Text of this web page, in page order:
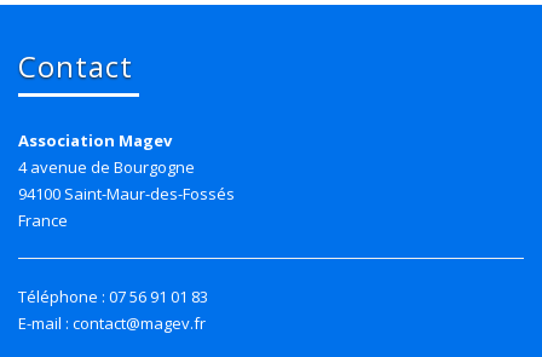
Contact
Association Magev
4 avenue de Bourgogne
94100 Saint-Maur-des-Fossés
France
Téléphone : 07 56 91 01 83
E-mail : contact@magev.fr